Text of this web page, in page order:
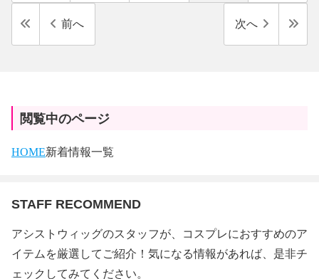
前へ 次へ
閲覧中のページ
HOME新着情報一覧
STAFF RECOMMEND
アシストウィッグのスタッフが、コスプレにおすすめのア
イテムを厳選してご紹介！気になる情報があれば、是非チ
ェックしてみてください。